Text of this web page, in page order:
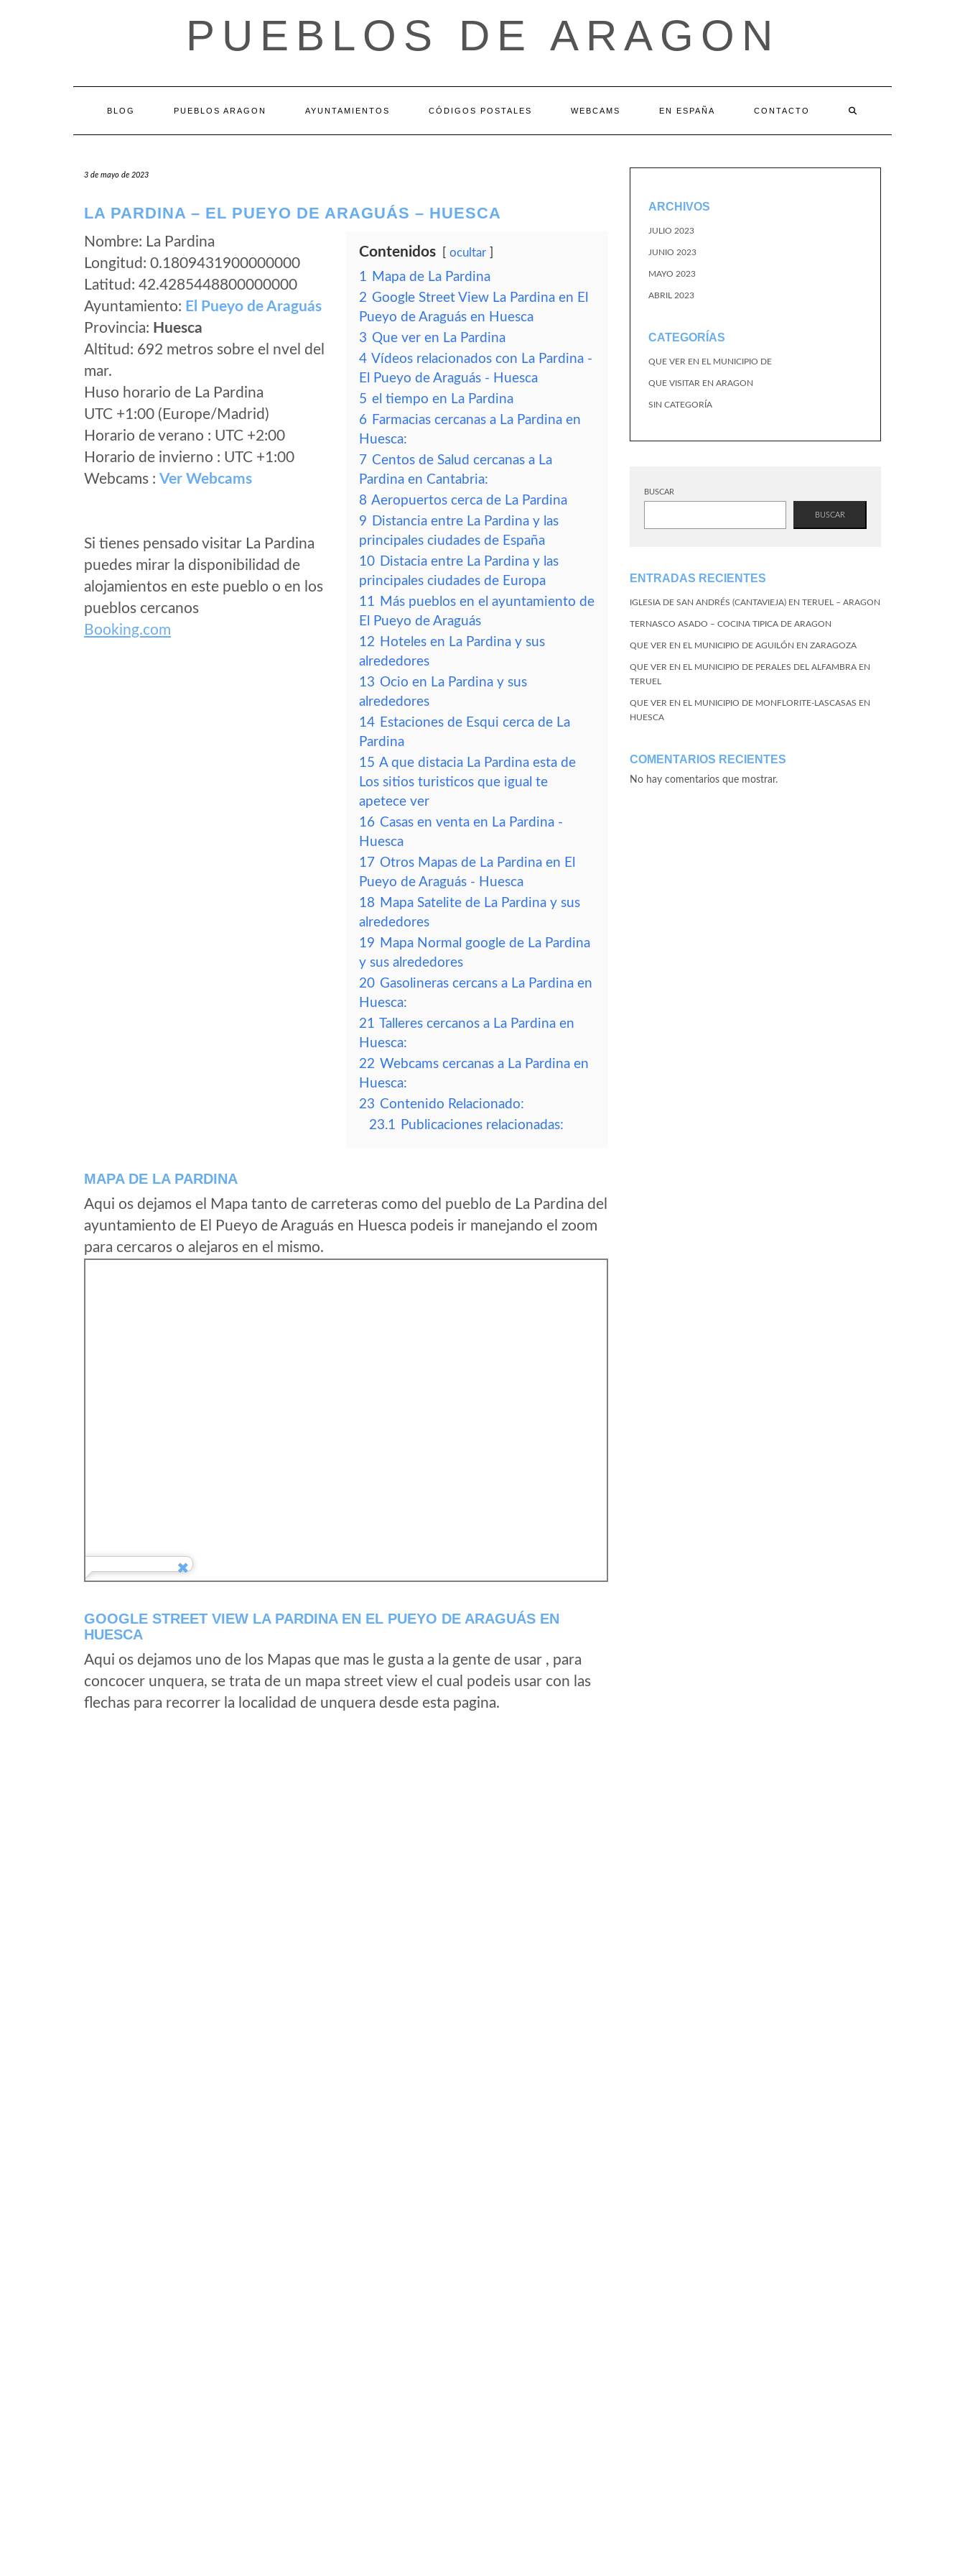
PUEBLOS DE ARAGON
BLOG PUEBLOS ARAGON AYUNTAMIENTOS CÓDIGOS POSTALES WEBCAMS EN ESPAÑA CONTACTO
3 de mayo de 2023
LA PARDINA – EL PUEYO DE ARAGUÁS – HUESCA
Nombre: La Pardina
Longitud: 0.1809431900000000
Latitud: 42.4285448800000000
Ayuntamiento: El Pueyo de Araguás
Provincia: Huesca
Altitud: 692 metros sobre el nvel del
mar.
Huso horario de La Pardina
UTC +1:00 (Europe/Madrid)
Horario de verano : UTC +2:00
Horario de invierno : UTC +1:00
Webcams : Ver Webcams
Si tienes pensado visitar La Pardina
puedes mirar la disponibilidad de
alojamientos en este pueblo o en los
pueblos cercanos
Booking.com
Contenidos ocultar
1 Mapa de La Pardina
2 Google Street View La Pardina en El
Pueyo de Araguás en Huesca
3 Que ver en La Pardina
4 Vídeos relacionados con La Pardina -
El Pueyo de Araguás - Huesca
5 el tiempo en La Pardina
6 Farmacias cercanas a La Pardina en
Huesca:
7 Centos de Salud cercanas a La
Pardina en Cantabria:
8 Aeropuertos cerca de La Pardina
9 Distancia entre La Pardina y las
principales ciudades de España
10 Distacia entre La Pardina y las
principales ciudades de Europa
11 Más pueblos en el ayuntamiento de
El Pueyo de Araguás
12 Hoteles en La Pardina y sus
alrededores
13 Ocio en La Pardina y sus
alrededores
14 Estaciones de Esqui cerca de La
Pardina
15 A que distacia La Pardina esta de
Los sitios turisticos que igual te
apetece ver
16 Casas en venta en La Pardina -
Huesca
17 Otros Mapas de La Pardina en El
Pueyo de Araguás - Huesca
18 Mapa Satelite de La Pardina y sus
alrededores
19 Mapa Normal google de La Pardina
y sus alrededores
20 Gasolineras cercans a La Pardina en
Huesca:
21 Talleres cercanos a La Pardina en
Huesca:
22 Webcams cercanas a La Pardina en
Huesca:
23 Contenido Relacionado:
23.1 Publicaciones relacionadas:
MAPA DE LA PARDINA
Aqui os dejamos el Mapa tanto de carreteras como del pueblo de La Pardina del
ayuntamiento de El Pueyo de Araguás en Huesca podeis ir manejando el zoom
para cercaros o alejaros en el mismo.
GOOGLE STREET VIEW LA PARDINA EN EL PUEYO DE ARAGUÁS EN
HUESCA
Aqui os dejamos uno de los Mapas que mas le gusta a la gente de usar , para
concocer unquera, se trata de un mapa street view el cual podeis usar con las
flechas para recorrer la localidad de unquera desde esta pagina.
ARCHIVOS
JULIO 2023
JUNIO 2023
MAYO 2023
ABRIL 2023
CATEGORÍAS
QUE VER EN EL MUNICIPIO DE
QUE VISITAR EN ARAGON
SIN CATEGORÍA
BUSCAR
BUSCAR
ENTRADAS RECIENTES
IGLESIA DE SAN ANDRÉS (CANTAVIEJA) EN TERUEL – ARAGON
TERNASCO ASADO – COCINA TIPICA DE ARAGON
QUE VER EN EL MUNICIPIO DE AGUILÓN EN ZARAGOZA
QUE VER EN EL MUNICIPIO DE PERALES DEL ALFAMBRA EN
TERUEL
QUE VER EN EL MUNICIPIO DE MONFLORITE-LASCASAS EN
HUESCA
COMENTARIOS RECIENTES
No hay comentarios que mostrar.